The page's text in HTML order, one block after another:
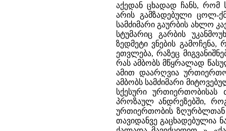
აქედან ცხადად ჩანს, რომ
არის გამზადებული ცოლ-
სამძიმარი გაურბის ახლო
სტუმარიც გარბის
ზედმეტი ვნების
ეთვლება, რაზეც
რას ამბობს მწყრალად
ამით დაარღვია
ამბობს სამძიმარი
სქესური ურთიერთობისას
პროზაულ ანდრეზებში,
ურთიერთობის ზღურბლთან
თავიდანვე გაცხადებულია